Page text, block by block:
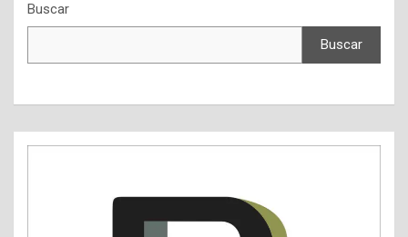
Buscar
Buscar